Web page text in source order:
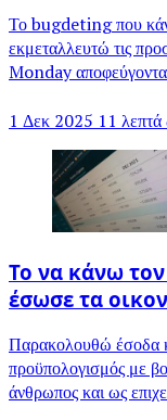
Το bugdeting που
εκμεταλλευτώ τις
Monday
1 Δεκ 2025 11
Το να κάνω
έσωσε τα
Παρακολουθώ έσοδα
προϋπολογισμός με
άνθρωπος και ως